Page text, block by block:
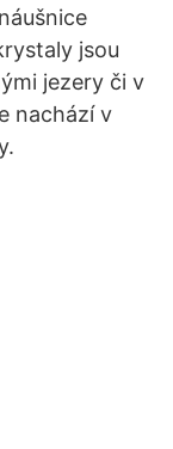
jsou
jezery či v
nachází v